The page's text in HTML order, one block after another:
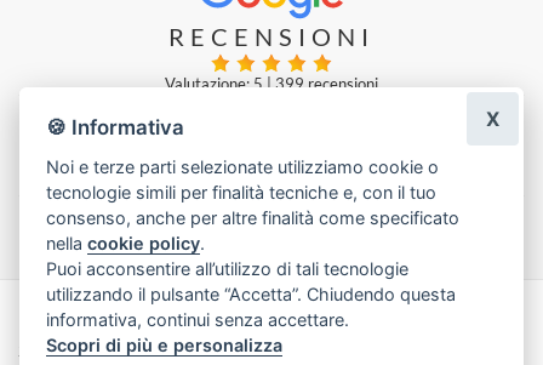
RECENSIONI
Valutazione: 5|399 recensioni
Giovanni Belli |5 giorni fa
Lascia una recensione
Made with byInfoser.it- Realizzazione Siti ecommerce per Fioristi
2026
🍪 Informativa
Noi e terze parti selezionate utilizziamo cookie o
tecnologie simili per finalità tecniche e, con il tuo
consenso, anche per altre finalità come specificato
nellacookie policy.
Puoi acconsentire all’utilizzo di tali tecnologie
utilizzando il pulsante “Accetta”. Chiudendo questa
informativa, continui senza accettare.
Scopri di più e personalizza
X